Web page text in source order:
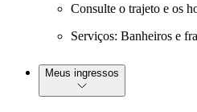
Consulte o trajeto e os
Serviços: Banheiros e
Meus ingressos